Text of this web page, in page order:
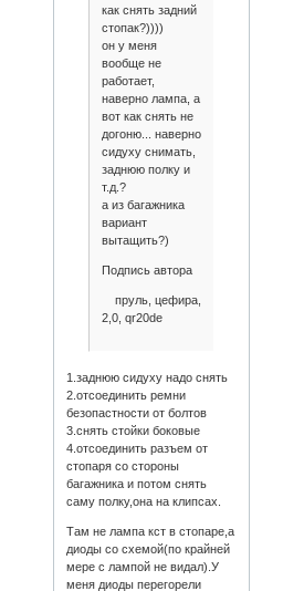
как снять задний
стопак?))))
он у меня
вообще не
работает,
наверно лампа, а
вот как снять не
догоню... наверно
сидуху снимать,
заднюю полку и
т.д.?
а из багажника
вариант
вытащить?)
Подпись автора
пруль, цефира,
2,0, qr20de
1.заднюю сидуху надо снять
2.отсоединить ремни
безопастности от болтов
3.снять стойки боковые
4.отсоединить разъем от
стопаря со стороны
багажника и потом снять
саму полку,она на клипсах.
Там не лампа кст в стопаре,а
диоды со схемой(по крайней
мере с лампой не видал).У
меня диоды перегорели